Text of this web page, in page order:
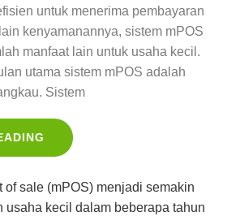
untuk menerima pembayaran
kenyamanannya, sistem mPOS
manfaat lain untuk usaha kecil.
utama sistem mPOS adalah
Sistem
of sale (mPOS) menjadi semakin
usaha kecil dalam beberapa tahun